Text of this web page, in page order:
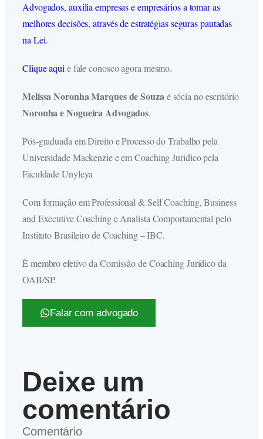
Advogados, auxilia empresas e empresários a tomar as
melhores decisões, através de estratégias seguras pautadas
na Lei.
Clique aquie fale conosco agora mesmo.
Melissa Noronha Marques de Souzaé sócia no escritório
Noronha e Nogueira Advogados.
Pós-graduada em Direito e Processo do Trabalho pela
Universidade Mackenzie e em Coaching Jurídico pela
Faculdade Unyleya
Com formação em Professional & Self Coaching, Business
and Executive Coaching e Analista Comportamental pelo
Instituto Brasileiro de Coaching – IBC.
É membro efetivo da Comissão de Coaching Jurídico da
OAB/SP.
Falar com advogado
Deixe um
comentário
Comentário